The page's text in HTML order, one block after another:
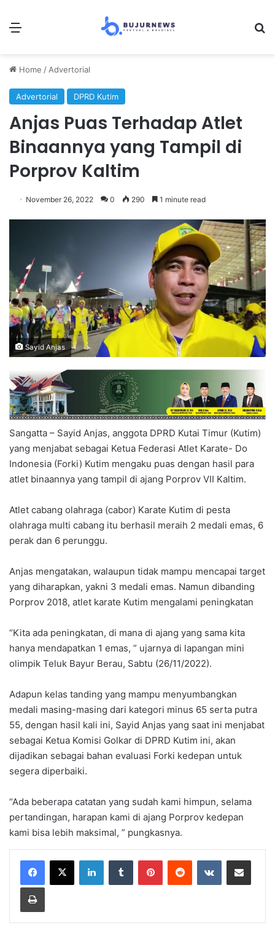
Home / Advertorial
Advertorial DPRD Kutim
Anjas Puas Terhadap Atlet
Binaannya yang Tampil di
Porprov Kaltim
November 26, 2022 0 290 1 minute read
Sayid Anjas
Sangatta – Sayid Anjas, anggota DPRD Kutai Timur (Kutim)
yang menjabat sebagai Ketua Federasi Atlet Karate- Do
Indonesia (Forki) Kutim mengaku puas dengan hasil para
atlet binaannya yang tampil di ajang Porprov VII Kaltim.
Atlet cabang olahraga (cabor) Karate Kutim di pesta
olahraga multi cabang itu berhasil meraih 2 medali emas, 6
perak dan 6 perunggu.
Anjas mengatakan, walaupun tidak mampu mencapai target
yang diharapkan, yakni 3 medali emas. Namun dibanding
Porprov 2018, atlet karate Kutim mengalami peningkatan
“Kita ada peningkatan, di mana di ajang yang sama kita
hanya mendapatkan 1 emas, ” ujarnya di lapangan mini
olimpik Teluk Bayur Berau, Sabtu (26/11/2022).
Adapun kelas tanding yang mampu menyumbangkan
medali masing-masing dari kategori minus 65 serta putra
55, dengan hasil kali ini, Sayid Anjas yang saat ini menjabat
sebagai Ketua Komisi Golkar di DPRD Kutim ini, akan
dijadikan sebagai bahan evaluasi Forki kedepan untuk
segera diperbaiki.
“Ada beberapa catatan yang sudah kami himpun, selama
pertandingan, harapan kami di ajang Porprov kedepan
kami bisa lebih maksimal, ” pungkasnya.